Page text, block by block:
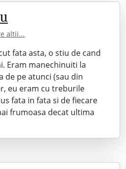
altii...
fata asta, o stiu de cand
Eram manechinuiti la
de pe atunci (sau din
eu eram cu treburile
fata in fata si de fiecare
frumoasa decat ultima